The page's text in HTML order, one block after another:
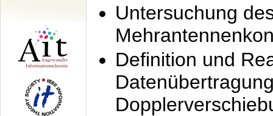
Untersuchung
Definition und